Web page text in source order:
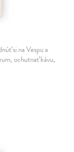
si na Vespu a
ochutnať kávu,